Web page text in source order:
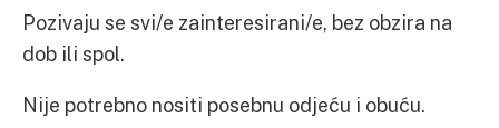
Pozivaju se svi/e zainteresirani/e, bez obzira na
dob ili spol.
Nije potrebno nositi posebnu odjeću i obuću.